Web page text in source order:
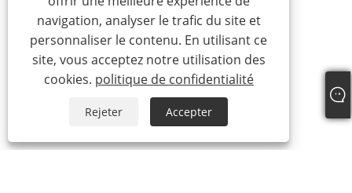
navigation, analyser le trafic du site et
personnaliser le contenu. En utilisant ce
site, vous acceptez notre utilisation des
cookies. politique de confidentialité
Rejeter Accepter